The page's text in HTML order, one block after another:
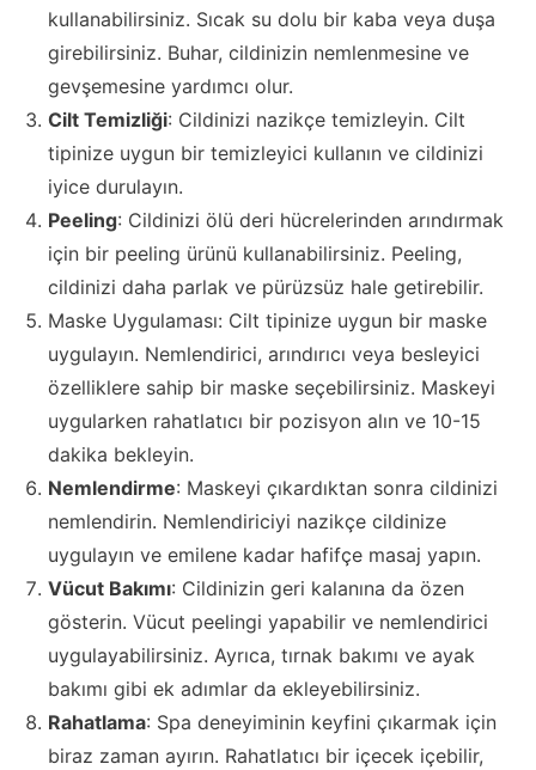
kullanabilirsiniz. Sıcak su dolu bir kaba veya duşa
girebilirsiniz. Buhar, cildinizin nemlenmesine ve
gevşemesine yardımcı olur.
Cilt Temizliği: Cildinizi nazikçe temizleyin. Cilt
tipinize uygun bir temizleyici kullanın ve cildinizi
iyice durulayın.
Peeling: Cildinizi ölü deri hücrelerinden arındırmak
için bir peeling ürünü kullanabilirsiniz. Peeling,
cildinizi daha parlak ve pürüzsüz hale getirebilir.
Maske Uygulaması: Cilt tipinize uygun bir maske
uygulayın. Nemlendirici, arındırıcı veya besleyici
özelliklere sahip bir maske seçebilirsiniz. Maskeyi
uygularken rahatlatıcı bir pozisyon alın ve 10-15
dakika bekleyin.
Nemlendirme: Maskeyi çıkardıktan sonra cildinizi
nemlendirin. Nemlendiriciyi nazikçe cildinize
uygulayın ve emilene kadar hafifçe masaj yapın.
Vücut Bakımı: Cildinizin geri kalanına da özen
gösterin. Vücut peelingi yapabilir ve nemlendirici
uygulayabilirsiniz. Ayrıca, tırnak bakımı ve ayak
bakımı gibi ek adımlar da ekleyebilirsiniz.
Rahatlama: Spa deneyiminin keyfini çıkarmak için
biraz zaman ayırın. Rahatlatıcı bir içecek içebilir,